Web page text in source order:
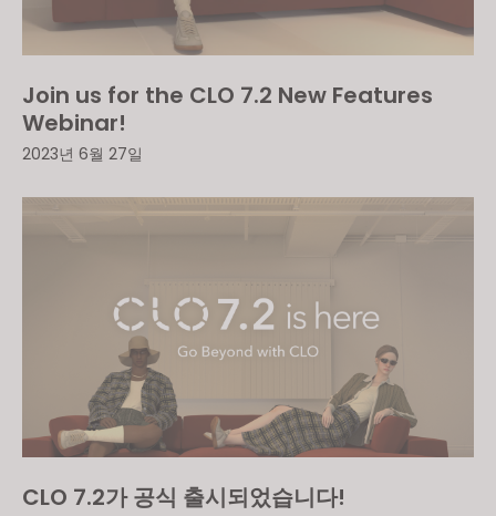
Join us for the CLO 7.2 New Features
Webinar!
2023년 6월 27일
CLO 7.2가 공식 출시되었습니다!